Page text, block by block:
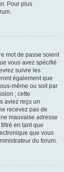
Pour plus
mot de passe soient
vous avez spécifié
suivre les
également que
même ou soit par
; cette
aviez reçu un
recevez pas de
mauvaise adresse
en tant que
que vous
du forum.